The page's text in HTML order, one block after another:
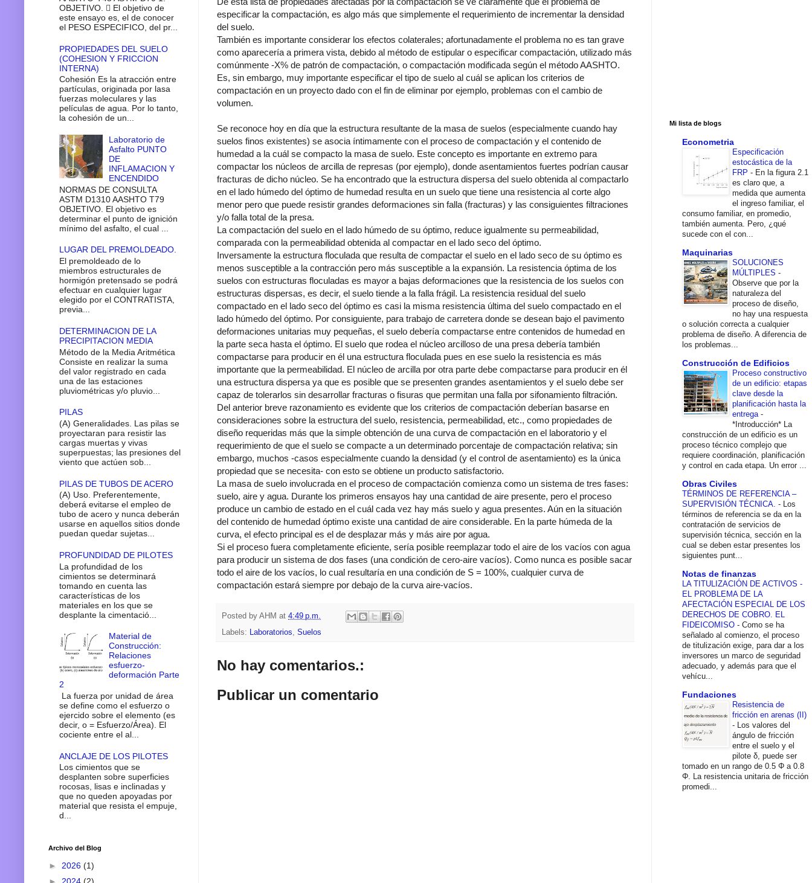
especificar la compactación, es algo más que simplemente el requerimiento de incrementar la densidad
del suelo.
También es importante considerar los efectos colaterales; afortunadamente el problema no es tan grave
como aparecería a primera vista, debido al método de estipular o especificar compactación, utilizado más
comúnmente -X% de patrón de compactación, o compactación modificada según el método AASHTO.
Es, sin embargo, muy importante especificar el tipo de suelo al cuál se aplican los criterios de
compactación en un proyecto dado con el fin de eliminar por ejemplo, problemas con el cambio de
volumen.
Se reconoce hoy en día que la estructura resultante de la masa de suelos (especialmente cuando hay
suelos finos existentes) se asocia íntimamente con el proceso de compactación y el contenido de
humedad a la cuál se compacto la masa de suelo. Este concepto es importante en extremo para
compactar los núcleos de arcilla de represas (por ejemplo), donde asentamientos fuertes podrían causar
fracturas de dicho núcleo. Se ha encontrado que la estructura dispersa del suelo obtenida al compactarlo
en el lado húmedo del óptimo de humedad resulta en un suelo que tiene una resistencia al corte algo
menor pero que puede resistir grandes deformaciones sin falla (fracturas) y las consiguientes filtraciones
y/o falla total de la presa.
La compactación del suelo en el lado húmedo de su óptimo, reduce igualmente su permeabilidad,
comparada con la permeabilidad obtenida al compactar en el lado seco del óptimo.
Inversamente la estructura floculada que resulta de compactar el suelo en el lado seco de su óptimo es
menos susceptible a la contracción pero más susceptible a la expansión. La resistencia óptima de los
suelos con estructuras floculadas es mayor a bajas deformaciones que la resistencia de los suelos con
estructuras dispersas, es decir, el suelo tiende a la falla frágil. La resistencia residual del suelo
compactado en el lado seco del óptimo es casi la misma resistencia última del suelo compactado en el
lado húmedo del óptimo. Por consiguiente, para trabajo de carretera donde se desean bajo el pavimento
deformaciones unitarias muy pequeñas, el suelo debería compactarse entre contenidos de humedad en
la parte seca hasta el óptimo. El suelo que rodea el núcleo arcilloso de una presa debería también
compactarse para producir en él una estructura floculada pues en ese suelo la resistencia es más
importante que la permeabilidad. El núcleo de arcilla por otra parte debe compactarse para producir en él
una estructura dispersa ya que es posible que se presenten grandes asentamientos y el suelo debe ser
capaz de tolerarlos sin desarrollar fracturas o fisuras que permitan una falla por sifonamiento filtración.
Del anterior breve razonamiento es evidente que los criterios de compactación deberían basarse en
consideraciones sobre la estructura del suelo, resistencia, permeabilidad, etc., como propiedades de
diseño requeridas más que la simple obtención de una curva de compactación en el laboratorio y el
requerimiento de que el suelo se compacte a un determinado porcentaje de compactación relativa; sin
embargo, muchos -casos especialmente cuando la densidad (y el control de asentamiento) es la única
propiedad que se necesita- con esto se obtiene un producto satisfactorio.
La masa de suelo involucrada en el proceso de compactación comienza como un sistema de tres fases:
suelo, aire y agua. Durante los primeros ensayos hay una cantidad de aire presente, pero el proceso
produce un cambio de estado en el cuál cada vez hay más suelo y agua presentes. Aún en la situación
del contenido de humedad óptimo existe una cantidad de aire considerable. En la parte húmeda de la
curva, el efecto principal es el de desplazar más y más aire por agua.
Si el proceso fuera completamente eficiente, sería posible reemplazar todo el aire de los vacíos con agua
para producir un sistema de dos fases (una condición de cero-aire vacíos). Como nunca es posible sacar
todo el aire de los vacíos, lo cual resultaría en una condición de S = 100%, cualquier curva de
compactación estará siempre por debajo de la curva aire-vacíos.
Posted by AHM at 4:49 p.m.
Labels:
Laboratorios Suelos
No hay comentarios.:
Publicar un comentario
OBJETIVO.  El objetivo de
este ensayo es, el de conocer
el PESO ESPECIFICO, del pr...
PROPIEDADES DEL SUELO
(COHESION Y FRICCION
INTERNA)
Cohesión Es la atracción entre
partículas, originada por lasa
fuerzas moleculares y las
películas de agua. Por lo tanto,
la cohesión de un...
Laboratorio de
Asfalto PUNTO
DE
INFLAMACION Y
ENCENDIDO
NORMAS DE CONSULTA
ASTM D1310 AASHTO T79
OBJETIVO. El objetivo es
determinar el punto de ignición
mínimo del asfalto, el cual ...
LUGAR DEL PREMOLDEADO.
El premoldeado de lo
miembros estructurales de
hormigón pretensado se podrá
efectuar en cualquier lugar
elegido por el CONTRATISTA,
previa...
DETERMINACION DE LA
PRECIPITACION MEDIA
Método de la Media Aritmética
Consiste en realizar la suma
del valor registrado en cada
una de las estaciones
pluviométricas y/o pluvio...
PILAS
(A) Generalidades. Las pilas se
proyectaran para resistir las
cargas muertas y vivas
superpuestas; las presiones del
viento que actúen sob...
PILAS DE TUBOS DE ACERO
(A) Uso. Preferentemente,
deberá evitarse el empleo de
tubo de acero y nunca deberán
usarse en aquellos sitios donde
puedan quedar sujetas...
PROFUNDIDAD DE PILOTES
La profundidad de los
cimientos se determinará
tomando en cuenta las
características de los
materiales en los que se
desplante la cimentació...
Material de
Construcción:
Relaciones
esfuerzo-
deformación Parte
2
La fuerza por unidad de área
se define como el esfuerzo o
ejercido sobre el elemento (es
decir, o = Esfuerzo/Área). El
cociente entre el al...
ANCLAJE DE LOS PILOTES
Los cimientos que se
desplanten sobre superficies
rocosas, lisas e inclinadas y
que no queden apoyadas por
material que resista el empuje,
d...
Archivo del Blog
► 2026 (1)
Mi lista de blogs
Econometria
Especificación
estocástica de la
FRP - En la figura 2.1
es claro que, a
medida que aumenta
el ingreso familiar, el
consumo familiar, en promedio,
también aumenta. Pero, ¿qué
sucede con el con...
Maquinarias
SOLUCIONES
MÚLTIPLES -
Observe que por la
naturaleza del
proceso de diseño,
no hay una respuesta
o solución correcta a cualquier
problema de diseño. A diferencia de
los problemas...
Construcción de Edificios
Proceso constructivo
de un edificio: etapas
clave desde la
planificación hasta la
entrega -
*Introducción* La
construcción de un edificio es un
proceso técnico complejo que
requiere coordinación, planificación
y control en cada etapa. Un error ...
Obras Civiles
TÉRMINOS DE REFERENCIA –
SUPERVISIÓN TÉCNICA. -
Los
términos de referencia se da en la
contratación de servicios de
supervisión técnica, sección en la
cual se deben estar presentes los
siguientes punt...
Notas de finanzas
LA TITULIZACIÓN DE ACTIVOS -
EL PROBLEMA DE LA
AFECTACIÓN ESPECIAL DE LOS
DERECHOS DE COBRO. EL
FIDEICOMISO - Como se ha
señalado al comienzo, el proceso
de titulización exige, para dar a los
inversores un marco de seguridad
adecuado, y además para que el
vehícu...
Fundaciones
Resistencia de
fricción en arenas (II)
-
Los valores del
ángulo de fricción
entre el suelo y el
pilote δ, puede ser
tomado en un rango de 0.5 Φ a 0.8
Φ. La resistencia unitaria de fricción
promedi...